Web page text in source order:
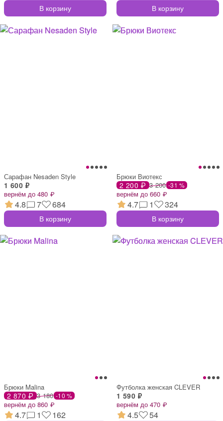
В корзину В корзину
Сарафан Nesaden Style
1 600 ₽
вернём до 480 ₽
4.8 7 684
В корзину
Брюки Виотекс
2 200 ₽ 3 200 -31 %
вернём до 660 ₽
4.7 1 324
В корзину
Брюки Malina
2 870 ₽ 3 180 -10 %
вернём до 860 ₽
4.7 1 162
Футболка женская CLEVER
1 590 ₽
вернём до 470 ₽
4.5 54